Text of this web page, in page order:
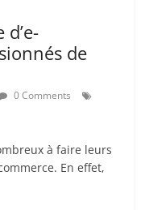
de
0 Comments
à faire leurs
En effet,